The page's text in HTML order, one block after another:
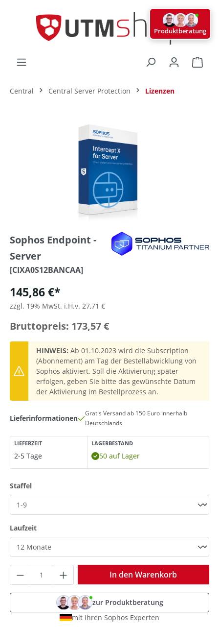
Central Central Server Protection Lizenzen
Sophos Endpoint -
Server
[CIXA0S12BANCAA]
145,86 €*
zzgl. 19% MwSt. i.H.v. 27,71 €
Bruttopreis: 173,57 €
HINWEIS: Ab 01.10.2023 wird die Subscription
(Abonnement) am Tag der Bestellabwicklung von
Sophos aktiviert. Soll die Aktivierung später
erfolgen, geben Sie bitte das gewünschte Datum
der Aktivierung im Bestellprozess an.
Lieferinformationen
Gratis Versand ab 150 Euro innerhalb
Deutschlands
LIEFERZEIT
2-5 Tage
LAGERBESTAND
50 auf Lager
Staffelauswählen
Laufzeitauswählen
Produkt Anzahl: Gib den gewünschten
In den Warenkorb
zur Produktberatung
mit Ihren Sophos Experten
Produktberatung